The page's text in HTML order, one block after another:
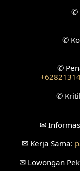
Desain
Desain
Desain
Fasad
Desain
Desain
✆
✆
✆
✆
✉
✉ Kerja Sama:
✉Lowongan